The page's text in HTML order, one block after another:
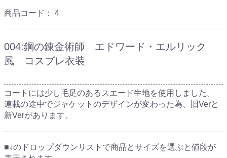
商品コード： 4
004:鋼の錬金術師 エドワード・エルリック
風 コスプレ衣装
コートには少し毛足のあるスエード生地を使用しました。
連載の途中でジャケットのデザインが変わった為、旧Verと
新Verがあります。
■↓のドロップダウンリストで商品とサイズを選ぶと値段が